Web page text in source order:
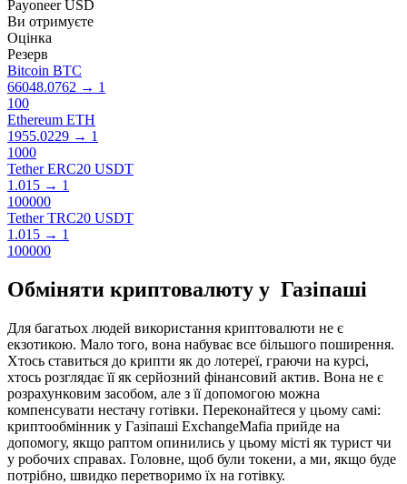
Payoneer USD
Ви отримуєте
Оцінка
Резерв
Bitcoin BTC
66048.0762 → 1
100
Ethereum ETH
1955.0229 → 1
1000
Tether ERC20 USDT
1.015 → 1
100000
Tether TRC20 USDT
1.015 → 1
100000
Обміняти криптовалюту у Газіпаші
Для багатьох людей використання криптовалюти не є
екзотикою. Мало того, вона набуває все більшого поширення.
Хтось ставиться до крипти як до лотереї, граючи на курсі,
хтось розглядає її як серйозний фінансовий актив. Вона не є
розрахунковим засобом, але з її допомогою можна
компенсувати нестачу готівки. Переконайтеся у цьому самі:
криптообмінник у Газіпаші ExchangeMafia прийде на
допомогу, якщо раптом опинились у цьому місті як турист чи
у робочих справах. Головне, щоб були токени, а ми, якщо буде
потрібно, швидко перетворимо їх на готівку.